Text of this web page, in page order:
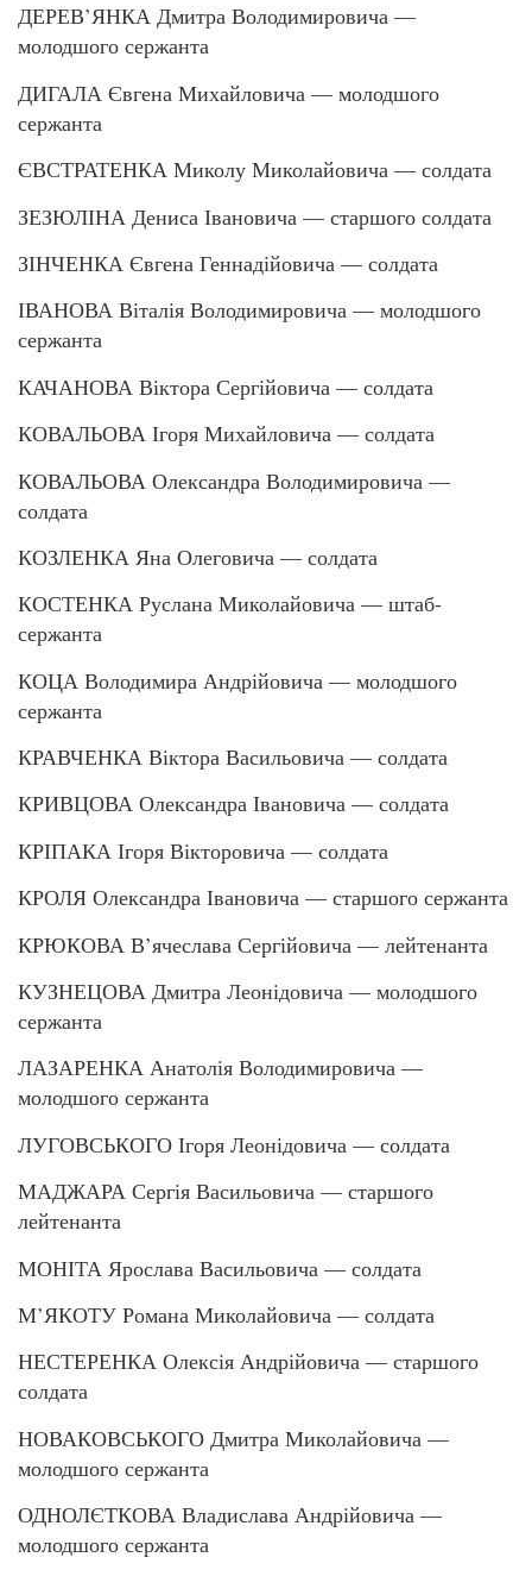
ДЕРЕВ’ЯНКА Дмитра Володимировича —
молодшого сержанта
ДИГАЛА Євгена Михайловича — молодшого
сержанта
ЄВСТРАТЕНКА Миколу Миколайовича — солдата
ЗЕЗЮЛІНА Дениса Івановича — старшого солдата
ЗІНЧЕНКА Євгена Геннадійовича — солдата
ІВАНОВА Віталія Володимировича — молодшого
сержанта
КАЧАНОВА Віктора Сергійовича — солдата
КОВАЛЬОВА Ігоря Михайловича — солдата
КОВАЛЬОВА Олександра Володимировича —
солдата
КОЗЛЕНКА Яна Олеговича — солдата
КОСТЕНКА Руслана Миколайовича — штаб-
сержанта
КОЦА Володимира Андрійовича — молодшого
сержанта
КРАВЧЕНКА Віктора Васильовича — солдата
КРИВЦОВА Олександра Івановича — солдата
КРІПАКА Ігоря Вікторовича — солдата
КРОЛЯ Олександра Івановича — старшого сержанта
КРЮКОВА В’ячеслава Сергійовича — лейтенанта
КУЗНЕЦОВА Дмитра Леонідовича — молодшого
сержанта
ЛАЗАРЕНКА Анатолія Володимировича —
молодшого сержанта
ЛУГОВСЬКОГО Ігоря Леонідовича — солдата
МАДЖАРА Сергія Васильовича — старшого
лейтенанта
МОНІТА Ярослава Васильовича — солдата
М’ЯКОТУ Романа Миколайовича — солдата
НЕСТЕРЕНКА Олексія Андрійовича — старшого
солдата
НОВАКОВСЬКОГО Дмитра Миколайовича —
молодшого сержанта
ОДНОЛЄТКОВА Владислава Андрійовича —
молодшого сержанта